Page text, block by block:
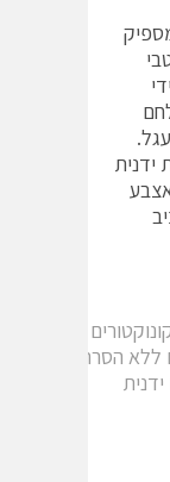
ידנית
ולכן
ללא הסרת